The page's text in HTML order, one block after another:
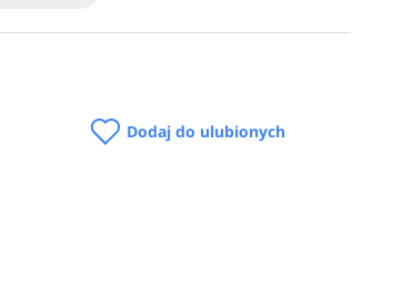
Dodaj do ulubionych